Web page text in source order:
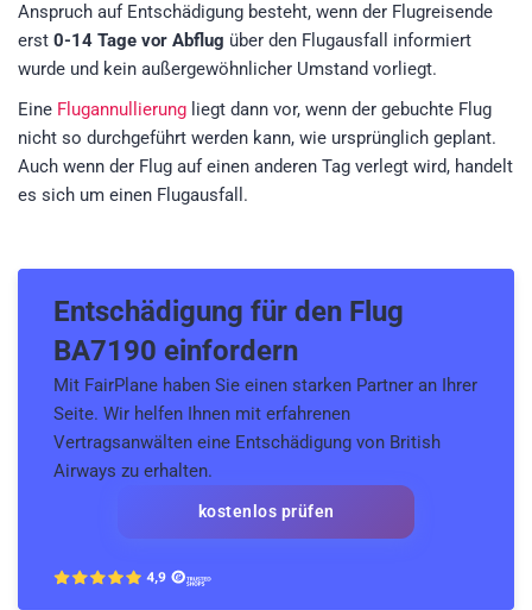
Anspruch auf Entschädigung besteht, wenn der Flugreisende
erst 0-14 Tage vor Abflug über den Flugausfall informiert
wurde und kein außergewöhnlicher Umstand vorliegt.
Eine Flugannullierung liegt dann vor, wenn der gebuchte Flug
nicht so durchgeführt werden kann, wie ursprünglich geplant.
Auch wenn der Flug auf einen anderen Tag verlegt wird, handelt
es sich um einen Flugausfall.
Entschädigung für den Flug
BA7190 einfordern
Mit FairPlane haben Sie einen starken Partner an Ihrer
Seite. Wir helfen Ihnen mit erfahrenen
Vertragsanwälten eine Entschädigung von British
Airways zu erhalten.
kostenlos prüfen